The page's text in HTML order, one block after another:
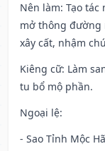
Nên làm: Tạo
mở thông đường
xây cất, nhậm
Kiêng cữ: Làm
tu bổ mộ phần.
Ngoại lệ:
- Sao Tỉnh Mộc